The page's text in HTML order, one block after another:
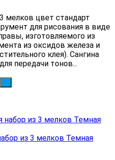
мелков цвет стандарт
для рисования в виде
изготовляемого из
из оксидов железа и
клея). Сангина
передачи тонов...
из 3 мелков Темная